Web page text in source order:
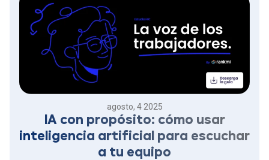
agosto, 4 2025
IA con propósito: cómo usar
inteligencia artificial para escuchar
a tu equipo